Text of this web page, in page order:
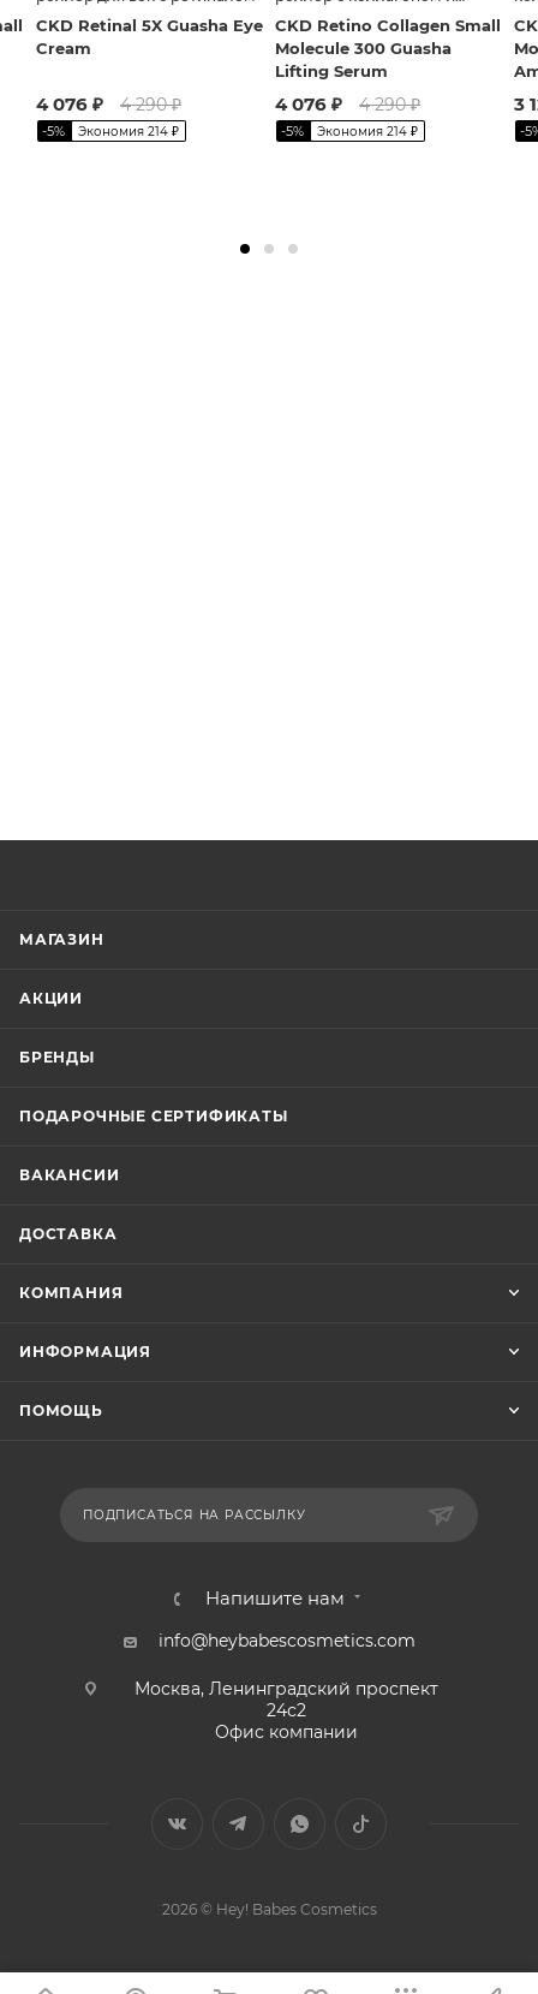
CKD Retinal 5X Guasha Eye
Cream
4 076 ₽ 4 290₽
-5% Экономия 214 ₽
ретиналем
CKD Retino Collagen Small
Molecule 300 Guasha
Lifting Serum
4 076 ₽ 4 290₽
-5% Экономия 214 ₽
3
-5
МАГАЗИН
АКЦИИ
БРЕНДЫ
ПОДАРОЧНЫЕ СЕРТИФИКАТЫ
ВАКАНСИИ
ДОСТАВКА
КОМПАНИЯ
ИНФОРМАЦИЯ
ПОМОЩЬ
ПОДПИСАТЬСЯ НА РАССЫЛКУ
Напишите нам
info@heybabescosmetics.com
Москва, Ленинградский проспект
24с2
Офис компании
2026 © Hey! Babes Cosmetics